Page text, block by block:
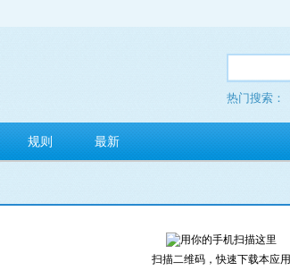
热门搜索：
规则 最新
扫描二维码，快速下载本应用